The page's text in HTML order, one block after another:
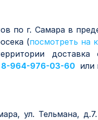
по г. Самара в
(посмотреть на
доставка
8-964-976-03-60 или
ул. Тельмана,